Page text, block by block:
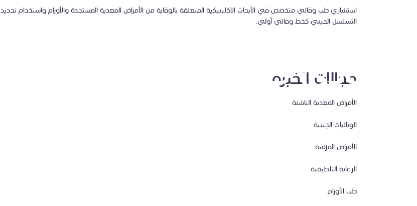
شادي كامل
عالم سريري / استشاري مشارك
استشاري طب وقائي متخصص في الأبحاث الاكلينيكية المتعلقة بالوقاية من الأمراض المعدية المستجدة والأورام واستخدام تحديد
التسلسل الجيني كخط وقائي أولي.
مجالات الخبرة
الأمراض المعدية الناشئة
الوبائيات الجينية
الأمراض المزمنة
الرعاية التلطيفية
طب الأورام